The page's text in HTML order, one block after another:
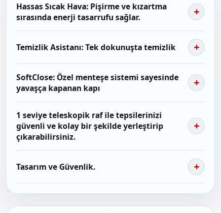
Hassas Sıcak Hava: Pişirme ve kızartma
sırasında enerji tasarrufu sağlar.
Temizlik Asistanı: Tek dokunuşta temizlik
SoftClose: Özel menteşe sistemi sayesinde
yavaşça kapanan kapı
1 seviye teleskopik raf ile tepsilerinizi
güvenli ve kolay bir şekilde yerleştirip
çıkarabilirsiniz.
Tasarım ve Güvenlik.